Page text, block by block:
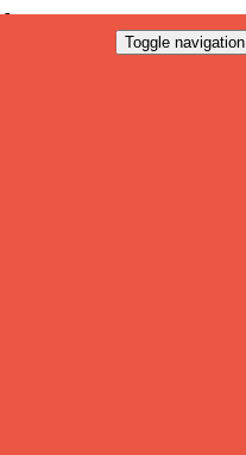
Toggle navigation